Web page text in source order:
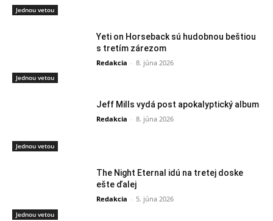
Jednou vetou
Jednou vetou
Yeti on Horseback sú hudobnou beštiou
s tretím zárezom
Redakcia - 8. júna 2026
Jednou vetou
Jeff Mills vydá post apokalyptický album
Redakcia - 8. júna 2026
Jednou vetou
The Night Eternal idú na tretej doske
ešte ďalej
Redakcia - 5. júna 2026